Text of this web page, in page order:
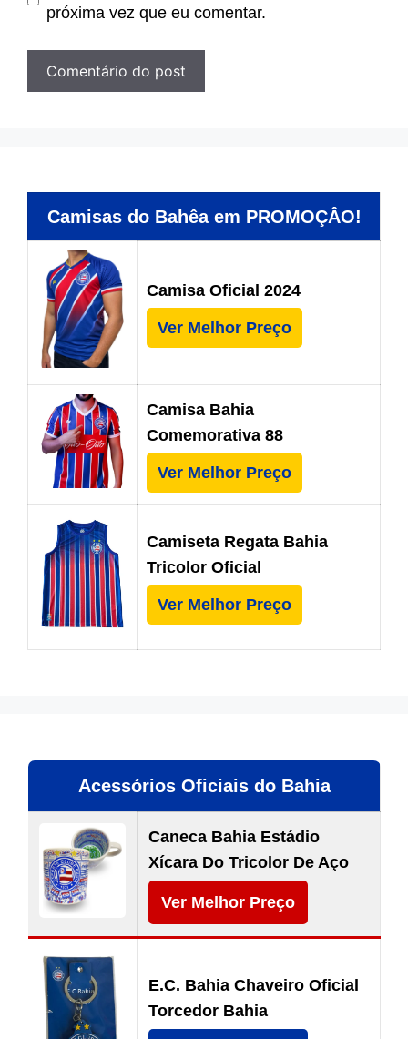
próxima vez que eu comentar.
Camisas do Bahêa em PROMOÇÂO!
Camisa Oficial 2024
Ver Melhor Preço
Camisa Bahia
Comemorativa 88
Ver Melhor Preço
Camiseta Regata Bahia
Tricolor Oficial
Ver Melhor Preço
Acessórios Oficiais do Bahia
Caneca Bahia Estádio
Xícara Do Tricolor De Aço
Ver Melhor Preço
E.C. Bahia Chaveiro Oficial
Torcedor Bahia